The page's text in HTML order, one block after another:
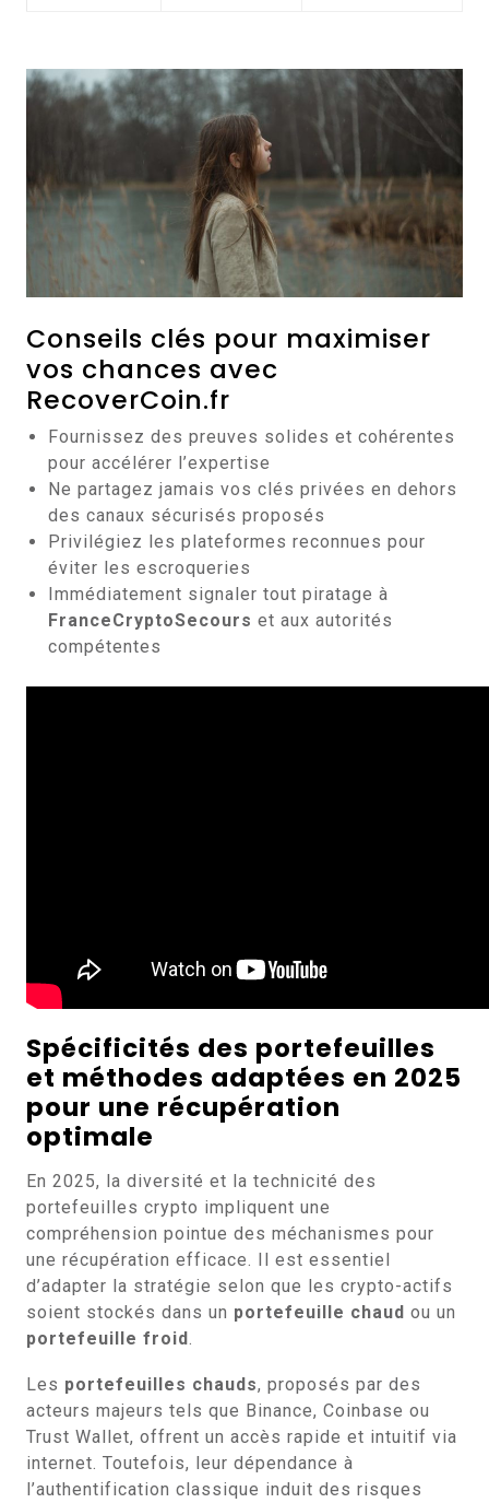
Conseils clés pour maximiser
vos chances avec
RecoverCoin.fr
Fournissez des preuves solides et cohérentes
pour accélérer l’expertise
Ne partagez jamais vos clés privées en dehors
des canaux sécurisés proposés
Privilégiez les plateformes reconnues pour
éviter les escroqueries
Immédiatement signaler tout piratage à
FranceCryptoSecours et aux autorités
compétentes
Spécificités des portefeuilles
et méthodes adaptées en 2025
pour une récupération
optimale
En 2025, la diversité et la technicité des
portefeuilles crypto impliquent une
compréhension pointue des méchanismes pour
une récupération efficace. Il est essentiel
d’adapter la stratégie selon que les crypto-actifs
soient stockés dans un portefeuille chaud ou un
portefeuille froid.
Les portefeuilles chauds, proposés par des
acteurs majeurs tels que Binance, Coinbase ou
Trust Wallet, offrent un accès rapide et intuitif via
internet. Toutefois, leur dépendance à
l’authentification classique induit des risques